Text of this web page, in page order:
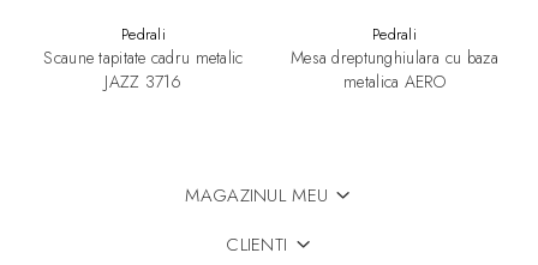
Pedrali
Scaune tapitate cadru metalic
JAZZ 3716
Pedrali
Mesa dreptunghiulara cu baza
metalica AERO
MAGAZINUL MEU
CLIENTI